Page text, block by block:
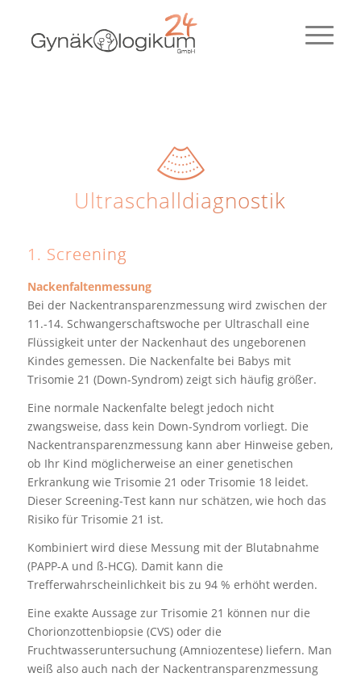
Ultraschalldiagnostik
1. Screening
Nackenfaltenmessung
Bei der Nackentransparenzmessung wird zwischen der
11.-14. Schwangerschaftswoche per Ultraschall eine
Flüssigkeit unter der Nackenhaut des ungeborenen
Kindes gemessen. Die Nackenfalte bei Babys mit
Trisomie 21 (Down-Syndrom) zeigt sich häufig größer.
Eine normale Nackenfalte belegt jedoch nicht
zwangsweise, dass kein Down-Syndrom vorliegt. Die
Nackentransparenzmessung kann aber Hinweise geben,
ob Ihr Kind möglicherweise an einer genetischen
Erkrankung wie Trisomie 21 oder Trisomie 18 leidet.
Dieser Screening-Test kann nur schätzen, wie hoch das
Risiko für Trisomie 21 ist.
Kombiniert wird diese Messung mit der Blutabnahme
(PAPP-A und ß-HCG). Damit kann die
Trefferwahrscheinlichkeit bis zu 94 % erhöht werden.
Eine exakte Aussage zur Trisomie 21 können nur die
Chorionzottenbiopsie (CVS) oder die
Fruchtwasseruntersuchung (Amniozentese) liefern. Man
weiß also auch nach der Nackentransparenzmessung